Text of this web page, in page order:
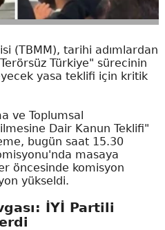
(TBMM), tarihi adımlardan
Türkiye" sürecinin
yasa teklifi için kritik
ve Toplumsal
Dair Kanun Teklifi"
bugün saat 15.30
masaya
öncesinde komisyon
yükseldi.
İYİ Partili